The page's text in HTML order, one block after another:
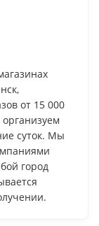
от 15 000
суток. Мы
город